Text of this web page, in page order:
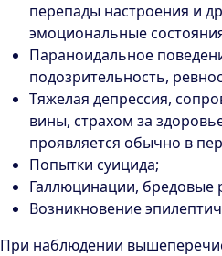
перепады настроения и
эмоциональные
Параноидальное
подозрительность,
Тяжелая депрессия,
вины, страхом за
проявляется обычно в
Попытки суицида;
Галлюцинации, бредовые
Возникновение
При наблюдении